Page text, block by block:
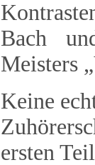
Bach
Meisters
Keine
ersten